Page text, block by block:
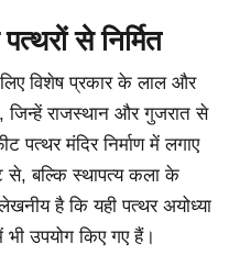
से निर्मित
विशेष प्रकार के लाल और
जिन्हें राजस्थान और गुजरात से
पत्थर मंदिर निर्माण में लगाए
से, बल्कि स्थापत्य कला के
है कि यही पत्थर अयोध्या
उपयोग किए गए हैं।